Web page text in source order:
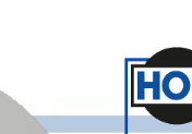
navigation
content
sidebar